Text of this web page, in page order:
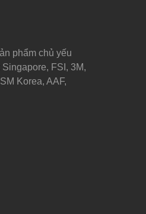
phẩm chủ yếu
FSI, 3M,
Korea, AAF,